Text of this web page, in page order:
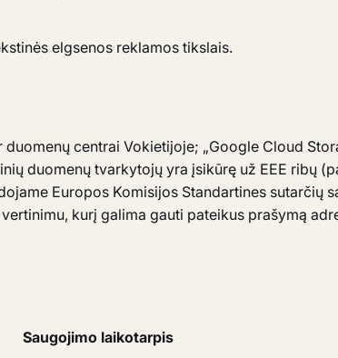
elgsenos reklamos tikslais.
centrai Vokietijoje; „Google Cloud
duomenų tvarkytojų yra įsikūrę už EEE ribų
Europos Komisijos Standartines sutarčių
kurį galima gauti pateikus prašymą
Saugojimo laikotarpis